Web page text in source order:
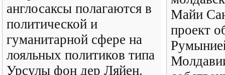
англосаксы полагаются в
политической и
гуманитарной сфере на
лояльных политиков типа
Урсулы фон дер Ляйен.
Майи
проект